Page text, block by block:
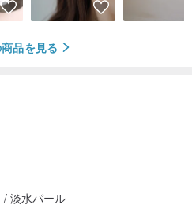
品を見る
/ 淡水パール